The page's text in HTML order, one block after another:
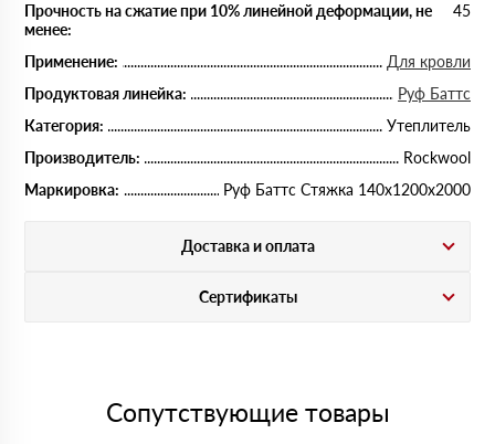
Прочность на сжатие при 10% линейной деформации, не
менее:
45
Применение:
Для кровли
Продуктовая линейка:
Руф Баттс
Категория:
Утеплитель
Производитель:
Rockwool
Маркировка:
Руф Баттс Стяжка 140х1200х2000
Доставка и оплата
Сертификаты
Сопутствующие товары